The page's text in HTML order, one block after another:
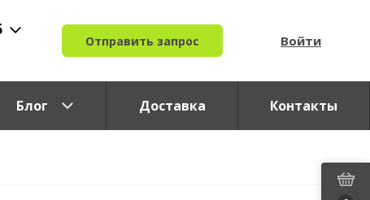
Отправить запрос Войти
Блог Доставка Контакты